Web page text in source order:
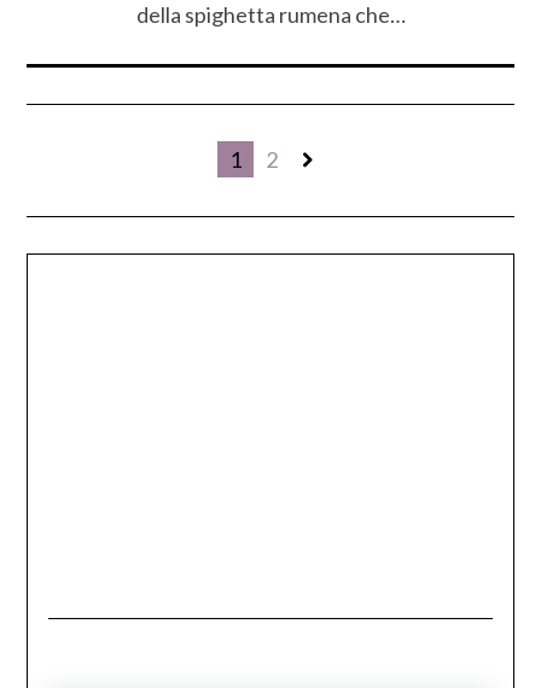
della spighetta rumena che…
1 2